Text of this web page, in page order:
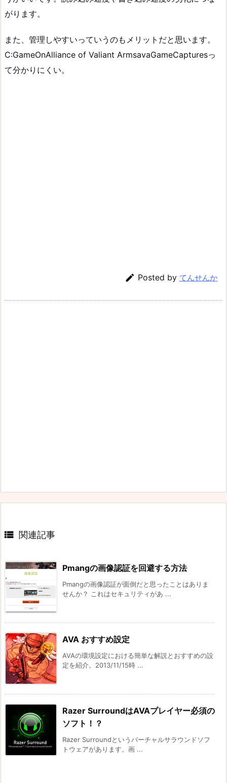
がります。
また、管理しやすいっていうのもメリットだと思います。
C:GameOnAlliance of Valiant ArmsavaGameCapturesっ
て分かりにくい。
 Posted by てんせんか
 関連記事
Pmangの画像認証を回避する方法
Pmangの画像認証が面倒だと思ったことはありま
せんか？ これはセキュリティがあ ...
AVA おすすめ設定
AVAの環境設定における簡単な解説とおすすめの設
定を紹介。2013/11/15時 ...
Razer SurroundはAVAプレイヤー必須の
ソフト！？
Razer Surroundというバーチャルサラウンドソフ
トウェアがあります。画 ...